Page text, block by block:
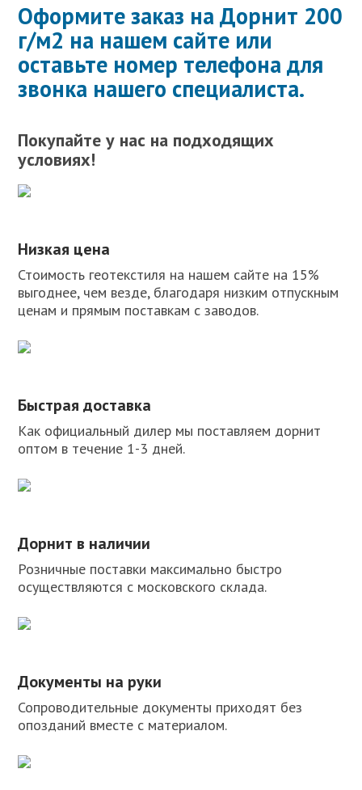
Оформите заказ на Дорнит 200
г/м2 на нашем сайте или
оставьте номер телефона для
звонка нашего специалиста.
Покупайте у нас на подходящих
условиях!
Низкая цена
Стоимость геотекстиля на нашем сайте на 15%
выгоднее, чем везде, благодаря низким отпускным
ценам и прямым поставкам с заводов.
Быстрая доставка
Как официальный дилер мы поставляем дорнит
оптом в течение 1-3 дней.
Дорнит в наличии
Розничные поставки максимально быстро
осуществляются с московского склада.
Документы на руки
Сопроводительные документы приходят без
опозданий вместе с материалом.